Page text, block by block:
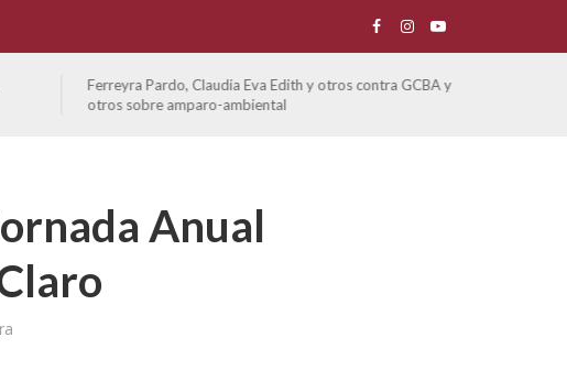
Ferreyra Pardo, Claudia Eva Edith y otros contra GCBA y
otros sobre amparo-ambiental
Anual